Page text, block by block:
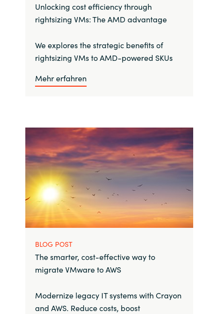
Unlocking cost efficiency through
rightsizing VMs: The AMD advantage
We explores the strategic benefits of
rightsizing VMs to AMD-powered SKUs
Mehr erfahren
BLOG POST
The smarter, cost-effective way to
migrate VMware to AWS
Modernize legacy IT systems with Crayon
and AWS. Reduce costs, boost